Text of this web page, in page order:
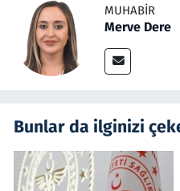
MUHABIR
Merve Dere
Bunlar da ilginizi